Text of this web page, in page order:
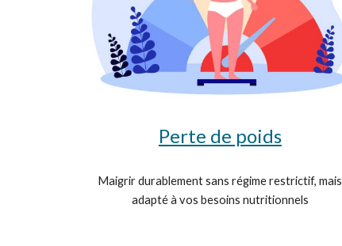
Perte de poids
Maigrir durablement sans régime restrictif, mais
adapté à vos besoins nutritionnels